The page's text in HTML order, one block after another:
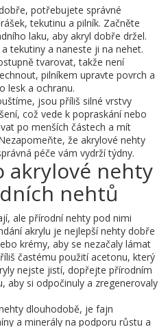
potřebujete správné
tekutinu a pilník. Začněte
laku, aby akryl dobře držel.
tekutiny a naneste ji na nehet.
tvarovat, takže není
pilníkem upravte povrch a
lesk a ochranu.
jsou příliš silné vrstvy
což vede k popraskání nebo
po menších částech a mít
že akrylové nehty
péče vám vydrží týdny.
akrylové nehty
nehtů
ale přírodní nehty pod nimi
akrylu je nejlepší nehty dobře
krémy, aby se nezačaly lámat
častému použití acetonu, který
nejste jistí, dopřejte přírodním
aby si odpočinuly a zregenerovaly
dlouhodobě, je fajn
a minerály na podporu růstu a